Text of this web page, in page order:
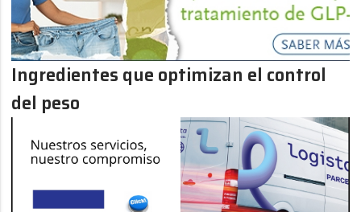
Ingredientes que optimizan el control
del peso